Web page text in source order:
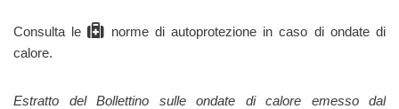
Consulta le norme di autoprotezione in caso di ondate di
calore.
Estratto del Bollettino sulle ondate di calore emesso dal